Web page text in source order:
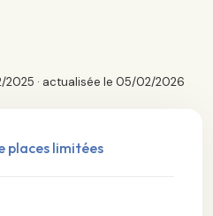
2025 · actualisée le 05/02/2026
places limitées